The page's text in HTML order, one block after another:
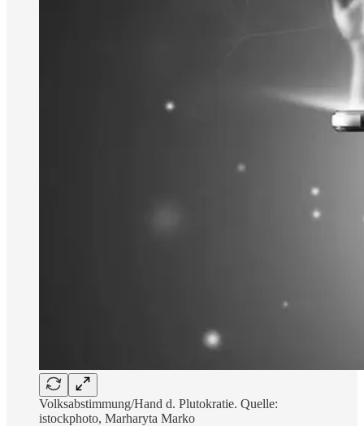
Volksabstimmung/Hand d. Plutokratie. Quelle:
istockphoto, Marharyta Marko